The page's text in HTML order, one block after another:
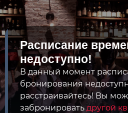
Расписание
недоступно!
В данный момент
бронирования
расстраивайтесь! Вы
забронироватьдругой